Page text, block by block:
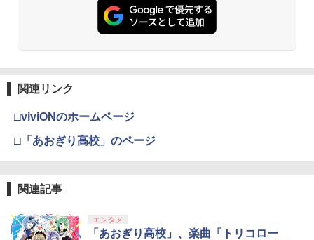
関連リンク
□viviONのホームページ
□「あおぎり高校」のページ
関連記事
エンタメ
「あおぎり高校」、楽曲「トリコロー